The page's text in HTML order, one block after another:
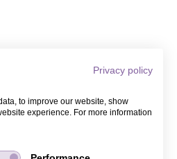
Privacy policy
to improve our website, show
experience. For more information